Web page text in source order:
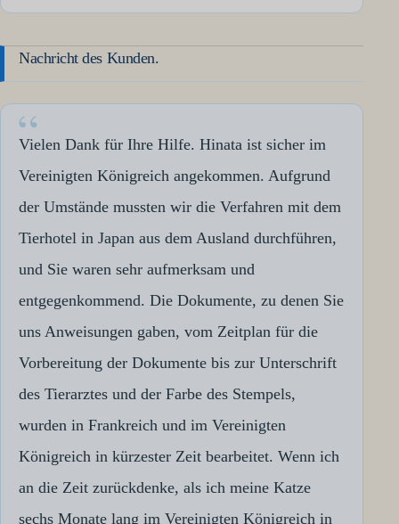
Nachricht des Kunden.
Vielen Dank für Ihre Hilfe. Hinata ist sicher im
Vereinigten Königreich angekommen. Aufgrund
der Umstände mussten wir die Verfahren mit dem
Tierhotel in Japan aus dem Ausland durchführen,
und Sie waren sehr aufmerksam und
entgegenkommend. Die Dokumente, zu denen Sie
uns Anweisungen gaben, vom Zeitplan für die
Vorbereitung der Dokumente bis zur Unterschrift
des Tierarztes und der Farbe des Stempels,
wurden in Frankreich und im Vereinigten
Königreich in kürzester Zeit bearbeitet. Wenn ich
an die Zeit zurückdenke, als ich meine Katze
sechs Monate lang im Vereinigten Königreich in